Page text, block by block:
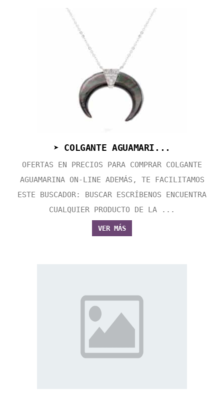
➤ COLGANTE AGUAMARI...
OFERTAS EN PRECIOS PARA COMPRAR COLGANTE
AGUAMARINA ON-LINE ADEMÁS, TE FACILITAMOS
ESTE BUSCADOR: BUSCAR ESCRÍBENOS ENCUENTRA
CUALQUIER PRODUCTO DE LA ...
VER MÁS